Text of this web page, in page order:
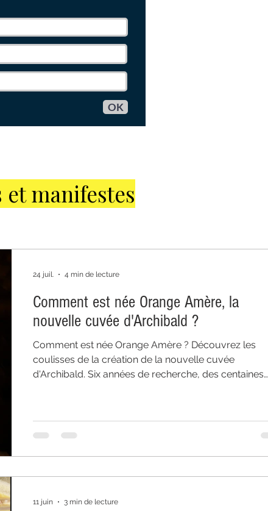
OK
DU CÔTÉ DES CHEFS
Comment est née Orange Amère, la
nouvelle cuvée d'Archibald ?
Comment est née Orange Amère ? Découvrez les
coulisses de la création de la nouvelle cuvée
d'Archibald. Six années de recherche, des centaines
jusqu'à donner naissance à une création sans alcool
pensée pour la dégustation.
24 juil. 4 min de lecture
11 juin 3 min de lecture
manifestes